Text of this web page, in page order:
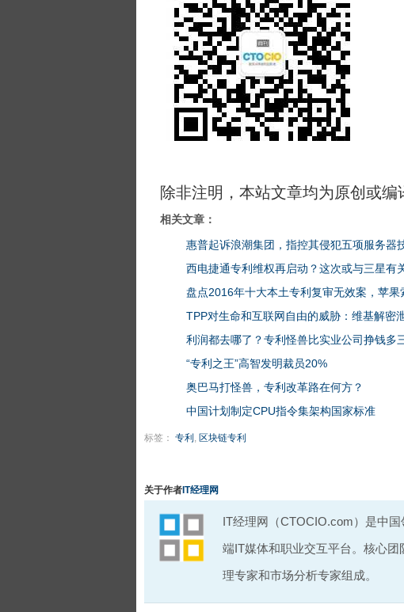
除非注明，本站文章均为原创或编
相关文章：
惠普起诉浪潮集团，指控其侵犯五项服务器
西电捷通专利维权再启动？这次或与三星有
盘点2016年十大本土专利复审无效案，苹果
TPP对生命和互联网自由的威胁：维基解密
利润都去哪了？专利怪兽比实业公司挣钱多
“专利之王”高智发明裁员20%
奥巴马打怪兽，专利改革路在何方？
中国计划制定CPU指令集架构国家标准
标签： 专利 , 区块链专利
关于作者 IT经理网
IT经理网（CTOCIO.com）是中
端IT媒体和职业交互平台。核心
理专家和市场分析专家组成。